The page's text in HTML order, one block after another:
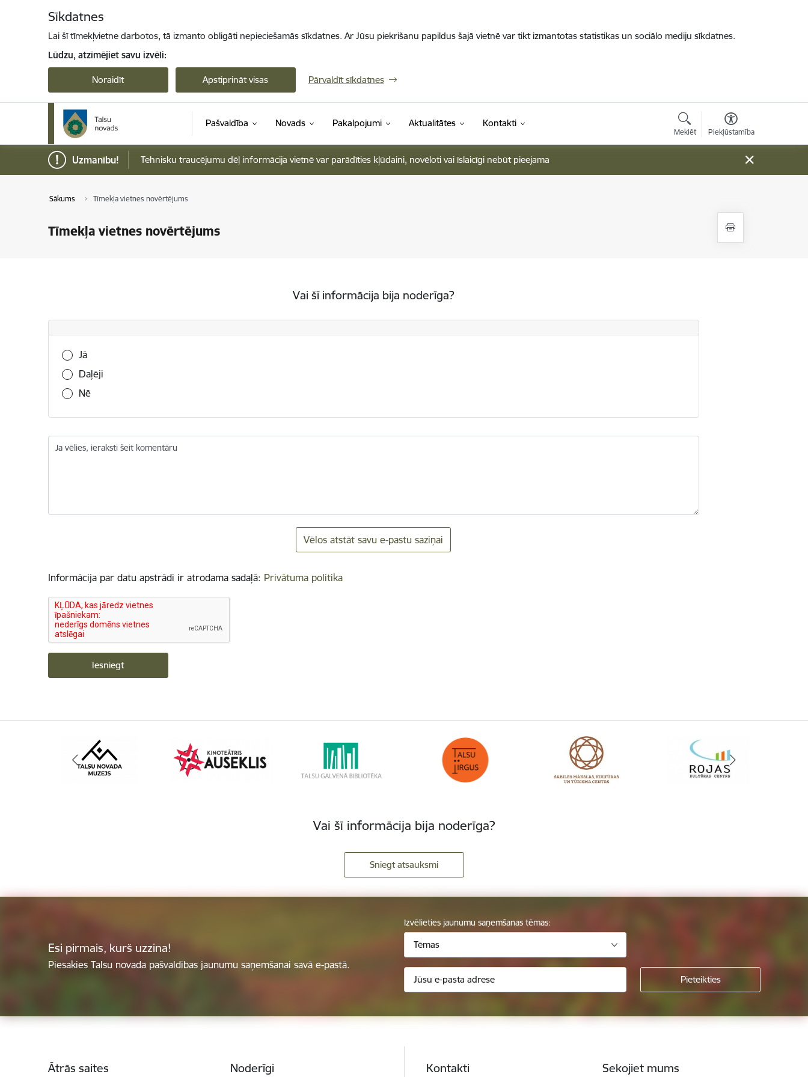
Sīkdatnes
Lai šī tīmekļvietne darbotos, tā izmanto obligāti nepieciešamās sīkdatnes. Ar Jūsu piekrišanu papildus šajā vietnē var tikt izmantotas statistikas un sociālo mediju sīkdatnes.
Lūdzu, atzīmējiet savu izvēli:
Noraidīt Apstiprināt visas Pārvaldīt sīkdatnes
Pašvaldība Novads Pakalpojumi Aktualitātes Kontakti
Meklēt Piekļūstamība
Uzmanību! Tehnisku traucējumu dēļ informācija vietnē var parādīties kļūdaini, novēloti vai īslaicīgi nebūt pieejama
Sākums Tīmekļa vietnes novērtējums
Tīmekļa vietnes novērtējums
Vai šī informācija bija noderīga?
Vai šī informācija bija noderīga?
Jā
Daļēji
Nē
Ja vēlies, ieraksti šeit komentāru
Vēlos atstāt savu e-pastu saziņai
Informācija par datu apstrādi ir atrodama sadaļā: Privātuma politika
Vai šī informācija bija noderīga?
Sniegt atsauksmi
Esi pirmais, kurš uzzina!
Piesakies Talsu novada pašvaldības jaunumu saņemšanai savā e-pastā.
Izvēlieties jaunumu saņemšanas tēmas:
Tēmas
Ātrās saites Noderīgi Kontakti Sekojiet mums